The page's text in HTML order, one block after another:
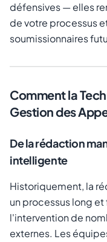
défensives — elles
de votre processus
soumissionnaires
Comment la
Gestion des
De la rédaction
intelligente
Historiquement, la
un processus long
l'intervention de
externes. Les